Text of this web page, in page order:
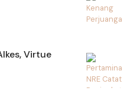
Virtue